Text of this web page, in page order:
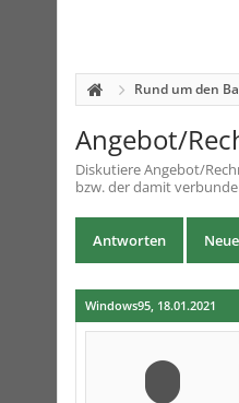
Rund um den
Angebot/
DiskutiereAngebot/
bzw. der damit
Antworten
Windows95, 18.01.2021